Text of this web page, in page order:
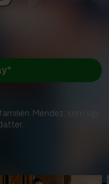
Méndez, som lige